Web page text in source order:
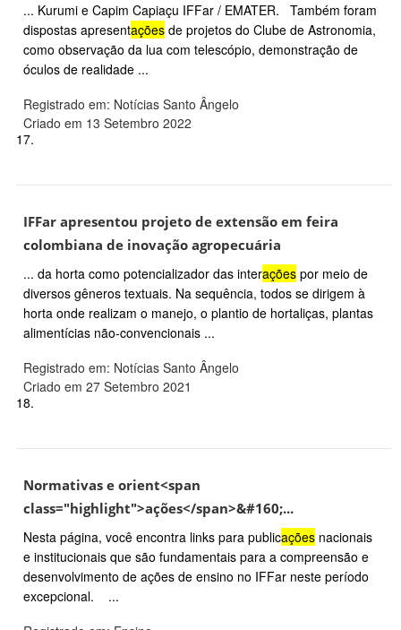
... Kurumi e Capim Capiaçu IFFar / EMATER. Também foram
dispostas apresentações de projetos do Clube de Astronomia,
como observação da lua com telescópio, demonstração de
óculos de realidade ...
Registrado em: Notícias Santo Ângelo
Criado em 13 Setembro 2022
17.
IFFar apresentou projeto de extensão em feira
colombiana de inovação agropecuária
... da horta como potencializador das interações por meio de
diversos gêneros textuais. Na sequência, todos se dirigem à
horta onde realizam o manejo, o plantio de hortaliças, plantas
alimentícias não-convencionais ...
Registrado em: Notícias Santo Ângelo
Criado em 27 Setembro 2021
18.
Normativas e orient<span
class="highlight">ações</span>&#160;...
Nesta página, você encontra links para publicações nacionais
e institucionais que são fundamentais para a compreensão e
desenvolvimento de ações de ensino no IFFar neste período
excepcional. ...